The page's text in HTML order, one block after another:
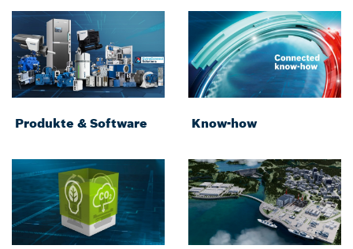
Produkte & Software Know-how